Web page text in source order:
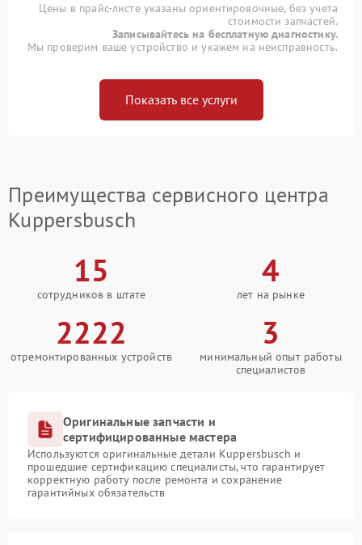
Цены в прайс-листе указаны ориентировочные, без учета
стоимости запчастей.
Записывайтесь на бесплатную диагностику.
Мы проверим ваше устройство и укажем на неисправность.
Показать все услуги
Преимущества сервисного центра
Kuppersbusch
15
сотрудников в штате
4
лет на рынке
2222
отремонтированных устройств
3
минимальный опыт работы
специалистов
Оригинальные запчасти и
сертифицированные мастера
Используются оригинальные детали Kuppersbusch и
прошедшие сертификацию специалисты, что гарантирует
корректную работу после ремонта и сохранение
гарантийных обязательств